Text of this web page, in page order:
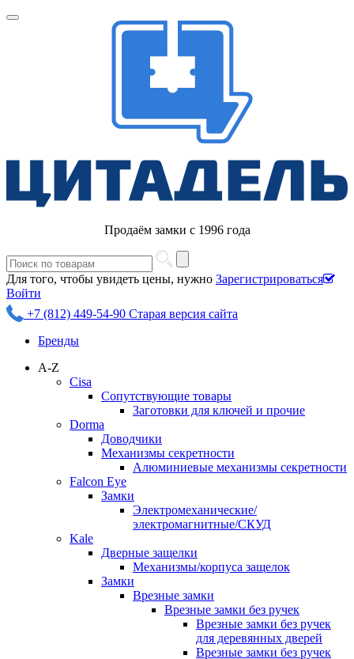
Продаём замки с 1996 года
Для того, чтобы увидеть цены, нужно Зарегистрироваться
Войти
+7 (812) 449-54-90 Старая версия сайта
Бренды
A-Z
Cisa
Сопутствующие товары
Заготовки для ключей и прочие
Dorma
Доводчики
Механизмы секретности
Алюминиевые механизмы секретности
Falcon Eye
Замки
Электромеханические/
электромагнитные/СКУД
Kale
Дверные защелки
Механизмы/корпуса защелок
Замки
Врезные замки
Врезные замки без ручек
Врезные замки без ручек
для деревянных дверей
Врезные замки без ручек